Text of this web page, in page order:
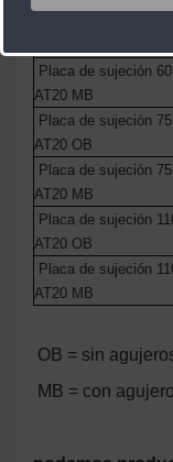
Placa de sujeción
AT20 MB
Placa de sujeción
AT20 OB
Placa de sujeción
AT20 MB
Placa de sujeción
AT20 OB
Placa de sujeción
AT20 MB
OB = sin
MB = con